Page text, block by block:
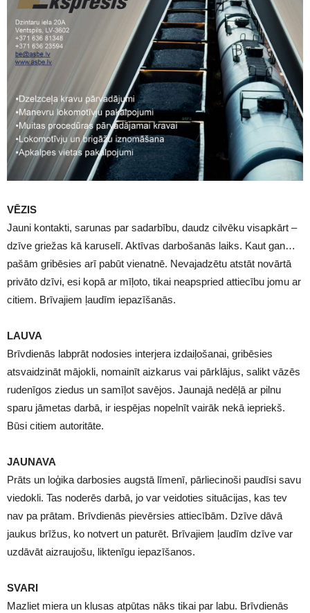
VĒZIS
Jauni kontakti, sarunas par sadarbību, daudz cilvēku visapkārt –
dzīve griežas kā karuselī. Aktīvas darbošanās laiks. Kaut gan…
pašām gribēsies arī pabūt vienatnē. Nevajadzētu atstāt novārtā
privāto dzīvi, esi kopā ar mīļoto, tikai neapspried attiecību jomu ar
citiem. Brīvajiem ļaudīm iepazīšanās.
LAUVA
Brīvdienās labprāt nodosies interjera izdaiļošanai, gribēsies
atsvaidzināt mājokli, nomainīt aizkarus vai pārklājus, salikt vāzēs
rudenīgos ziedus un samīļot savējos. Jaunajā nedēļā ar pilnu
sparu jāmetas darbā, ir iespējas nopelnīt vairāk nekā iepriekš.
Būsi citiem autoritāte.
JAUNAVA
Prāts un loģika darbosies augstā līmenī, pārliecinoši paudīsi savu
viedokli. Tas noderēs darbā, jo var veidoties situācijas, kas tev
nav pa prātam. Brīvdienās pievērsies attiecībām. Dzīve dāvā
jaukus brīžus, ko notvert un paturēt. Brīvajiem ļaudīm dzīve var
uzdāvāt aizraujošu, liktenīgu iepazīšanos.
SVARI
Mazliet miera un klusas atpūtas nāks tikai par labu. Brīvdienās